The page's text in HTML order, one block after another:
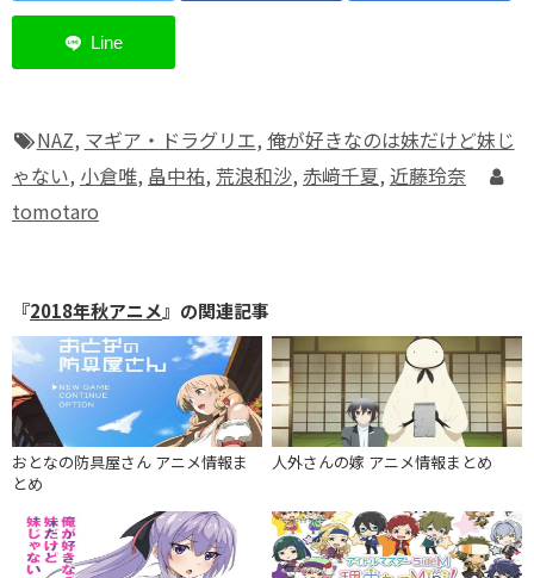
NAZ, マギア・ドラグリエ, 俺が好きなのは妹だけど妹じ
ゃない, 小倉唯, 畠中祐, 荒浪和沙, 赤﨑千夏, 近藤玲奈
tomotaro
『2018年秋アニメ』の関連記事
おとなの防具屋さん アニメ情報ま
とめ
人外さんの嫁 アニメ情報まとめ